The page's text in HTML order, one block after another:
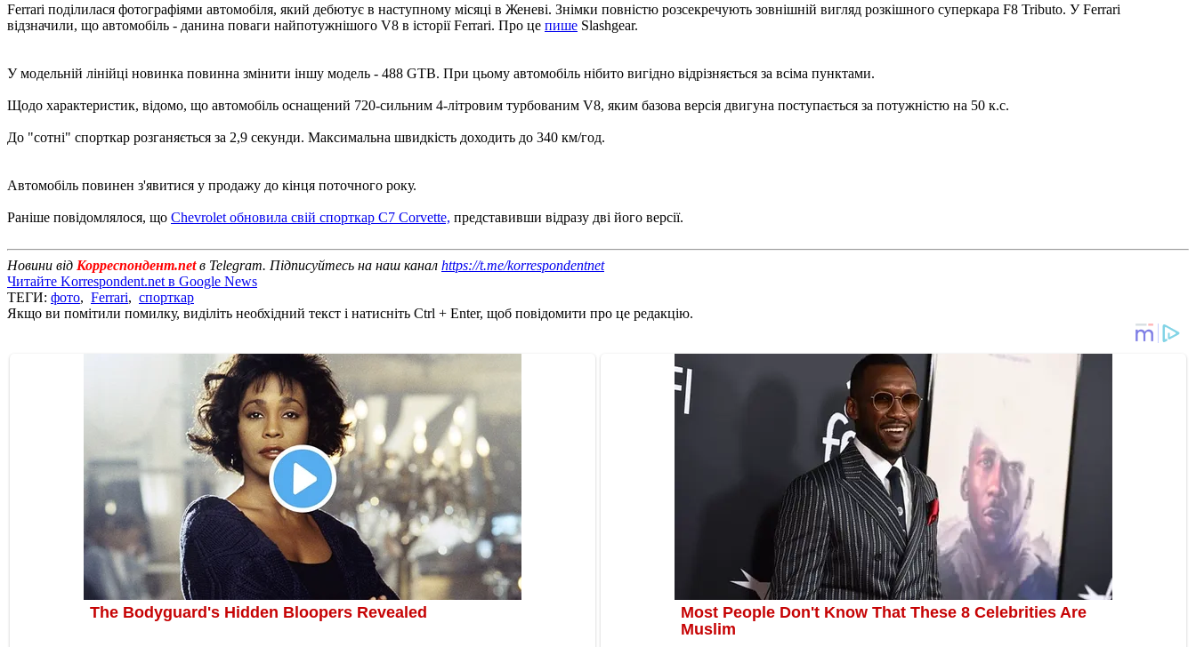
Ferrari поділилася фотографіями автомобіля, який дебютує в наступному місяці в Женеві. Знімки повністю розсекречують зовнішній вигляд розкішного суперкара F8 Tributo. У Ferrari
відзначили, що автомобіль - данина поваги найпотужнішого V8 в історії Ferrari. Про це пише Slashgear.
У модельній лінійці новинка повинна змінити іншу модель - 488 GTB. При цьому автомобіль нібито вигідно відрізняється за всіма пунктами.
Щодо характеристик, відомо, що автомобіль оснащений 720-сильним 4-літровим турбованим V8, яким базова версія двигуна поступається за потужністю на 50 к.с.
До "сотні" спорткар розганяється за 2,9 секунди. Максимальна швидкість доходить до 340 км/год.
Автомобіль повинен з'явитися у продажу до кінця поточного року.
Раніше повідомлялося, що Chevrolet обновила свій спорткар C7 Corvette, представивши відразу дві його версії.
Новини від Корреспондент.netв Telegram. Підписуйтесь на наш канал https://t.me/korrespondentnet
Читайте Korrespondent.net в Google News
ТЕГИ: фото, Ferrari, спорткар
Якщо ви помітили помилку, виділіть необхідний текст і натисніть Ctrl + Enter, щоб повідомити про це редакцію.